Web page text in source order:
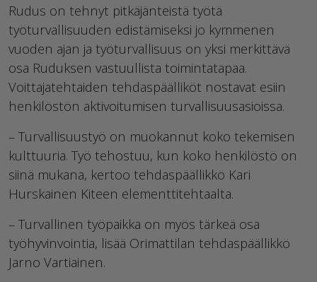
Rudus on tehnyt pitkäjänteistä työtä
työturvallisuuden edistämiseksi jo kymmenen
vuoden ajan ja työturvallisuus on yksi merkittävä
osa Ruduksen vastuullista toimintatapaa.
Voittajatehtaiden tehdaspäälliköt nostavat esiin
henkilöstön aktivoitumisen turvallisuusasioissa.
– Turvallisuustyö on muokannut koko tekemisen
kulttuuria. Työ tehostuu, kun koko henkilöstö on
siinä mukana, kertoo tehdaspäällikkö Kari
Hurskainen Kiteen elementtitehtaalta.
– Turvallinen työpaikka on myös tärkeä osa
työhyvinvointia, lisää Orimattilan tehdaspäällikkö
Jarno Vartiainen.